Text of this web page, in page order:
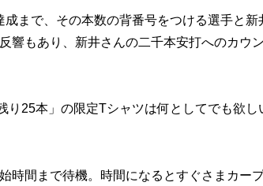
まで、その本数の背番号をつける選手と新
響もあり、新井さんの二千本安打へのカウ
25本」の限定Tシャツは何としてでも欲し
時間まで待機。時間になるとすぐさまカー